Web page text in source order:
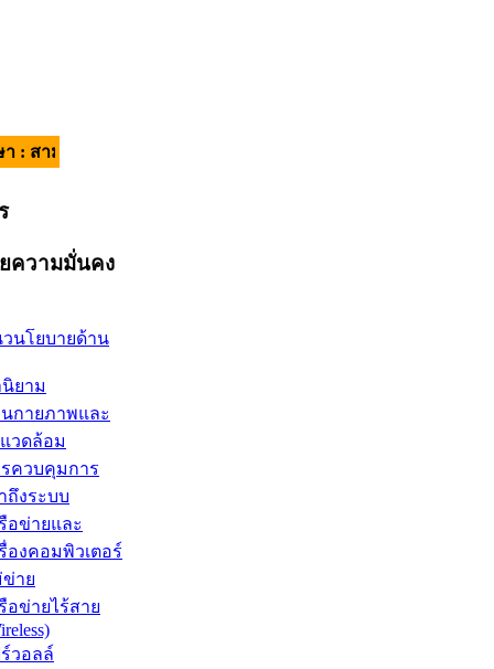
คคี มีวินัย ใส่ใจบริการ | อัตลักษณ์ของผู้เรียน : วินัยดี มีทักษะ |
ความมั่นคง
นโยบายด้าน
ยาม
กายภาพและ
วดล้อม
ควบคุมการ
ถึงระบบ
อข่ายและ
องคอมพิวเตอร์
าย
อข่ายไร้สาย
วอลล์